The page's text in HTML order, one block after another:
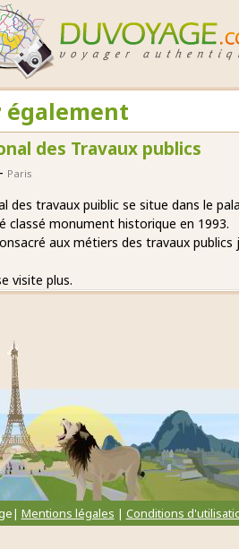
également
des Travaux publics
- Paris
des travaux puiblic se situe dans le
classé monument historique en 1993.
aux métiers des travaux publics
visite plus.
Mentions légales | Conditions